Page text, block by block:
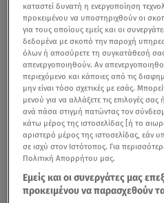
καταστεί δυνατή η ενεργοποίηση
προκειμένου να υποστηριχθούν οι
για τους οποίους εμείς και οι
δεδομένα με σκοπό την παροχή
όλων ή αποσύρετε τη συγκατάθεσή
απενεργοποιηθούν. Αν
περιεχόμενο και κάποιες από τις
μην είναι τόσο σχετικές με εσάς.
μενού για να αλλάξετε τις επιλογές
ανά πάσα στιγμή πατώντας τον
κάτω μέρος της ιστοσελίδας [ή το
αριστερό μέρος της ιστοσελίδας, εάν
σε ισχύ στον Ιστότοπος. Για
Πολιτική Απορρήτου μας.
Εμείς και οι συνεργάτες μας
προκειμένου να παρασχεθούν